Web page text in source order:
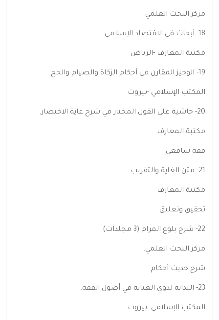
مركز البحث العلمي
18- أبحاث في الاقتصاد الإسلامي.
مكتبة المعارف -الرياض
19- الوجيز المقارن في أحكام الزكاة والصيام والحج.
المكتب الإسلامي -بيروت
20- حاشية على القول المختار في شرح غاية الاختصار.
مكتبة المعارف
فقه شافعي
21- متن الغاية والتقريب.
مكتبة المعارف
تحقيق وتعليق
22- شرح بلوغ المرام (3 مجلدات).
مركز البحث العلمي.
شرح حديث أحكام
23- البداية لذوي العناية في أصول الفقه.
المكتب الإسلامي -بيروت